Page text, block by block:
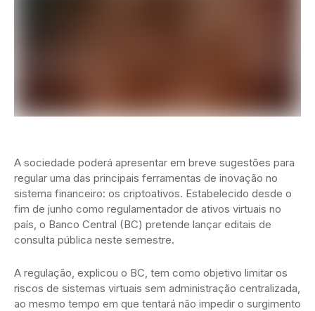
A sociedade poderá apresentar em breve sugestões para
regular uma das principais ferramentas de inovação no
sistema financeiro: os criptoativos. Estabelecido desde o
fim de junho como regulamentador de ativos virtuais no
país, o Banco Central (BC) pretende lançar editais de
consulta pública neste semestre.
A regulação, explicou o BC, tem como objetivo limitar os
riscos de sistemas virtuais sem administração centralizada,
ao mesmo tempo em que tentará não impedir o surgimento